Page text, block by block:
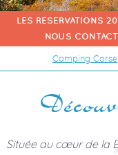
LES RESERVATIONS
NOUS
Camping Corse
Située au cœur de la